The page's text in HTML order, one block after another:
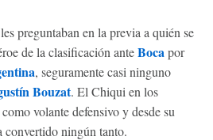
les preguntaban en la previa a quién se
de la clasificación anteBocapor
, seguramente casi ninguno
Bouzat. El Chiqui en los
volante defensivo y desde su
convertido ningún tanto.